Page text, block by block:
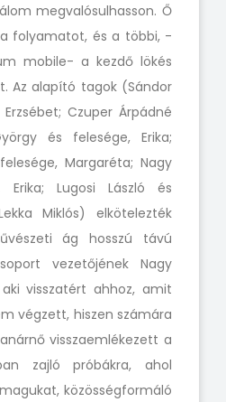
megvalósulhasson. Ő
folyamatot, és a többi, -
mobile- a kezdő lökés
Az alapító tagok (Sándor
Czuper Árpádné
és felesége, Erika;
Margaréta; Nagy
Lugosi László és
Miklós) elkötelezték
ág hosszú távú
vezetőjének Nagy
visszatért ahhoz, amit
végzett, hiszen számára
visszaemlékezett a
zajló próbákra, ahol
közösségformáló